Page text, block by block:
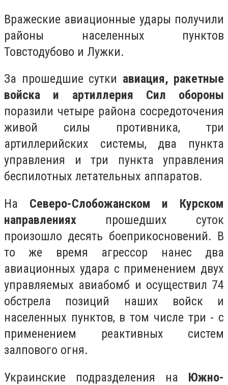
Вражеские авиационные удары получили
районы населенных пунктов
Товстодубово и Лужки.
За прошедшие сутки авиация, ракетные
войска и артиллерия Сил обороны
поразили четыре района сосредоточения
живой силы противника, три
артиллерийских системы, два пункта
управления и три пункта управления
беспилотных летательных аппаратов.
На Северо-Слобожанском и Курском
направлениях прошедших суток
произошло десять боеприкосновений. В
то же время агрессор нанес два
авиационных удара с применением двух
управляемых авиабомб и осуществил 74
обстрела позиций наших войск и
населенных пунктов, в том числе три - с
применением реактивных систем
залпового огня.
Украинские подразделения на Южно-